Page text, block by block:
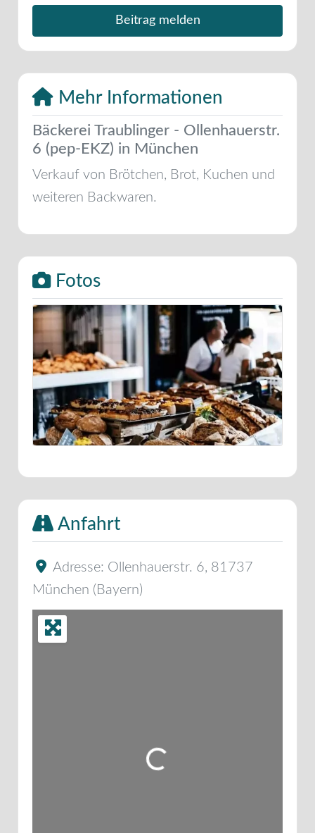
Beitrag melden
Mehr Informationen
Bäckerei Traublinger - Ollenhauerstr.
6 (pep-EKZ) in München
Verkauf von Brötchen, Brot, Kuchen und
weiteren Backwaren.
Fotos
Anfahrt
Adresse: Ollenhauerstr. 6, 81737
München ( Bayern)
Wird geladen …